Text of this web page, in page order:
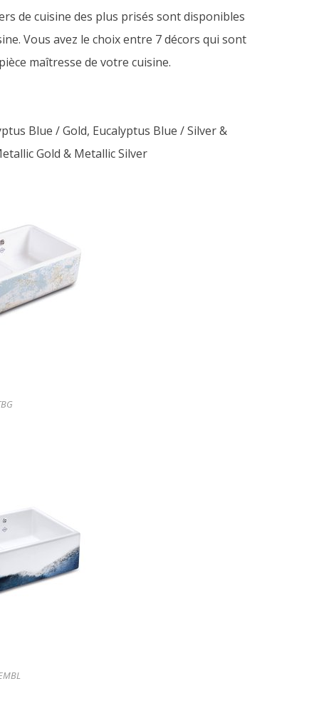
de cuisine des plus prisés sont disponibles
Vous avez le choix entre 7 décors qui sont
maîtresse de votre cuisine.
Blue / Gold, Eucalyptus Blue / Silver &
Gold & Metallic Silver